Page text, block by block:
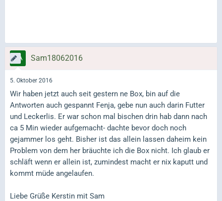
Sam18062016
5. Oktober 2016
Wir haben jetzt auch seit gestern ne Box, bin auf die
Antworten auch gespannt Fenja, gebe nun auch darin Futter
und Leckerlis. Er war schon mal bischen drin hab dann nach
ca 5 Min wieder aufgemacht- dachte bevor doch noch
gejammer los geht. Bisher ist das allein lassen daheim kein
Problem von dem her bräuchte ich die Box nicht. Ich glaub er
schläft wenn er allein ist, zumindest macht er nix kaputt und
kommt müde angelaufen.
Liebe Grüße Kerstin mit Sam